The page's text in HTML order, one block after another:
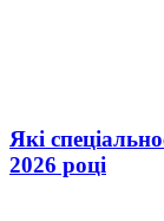
Які
2026 році